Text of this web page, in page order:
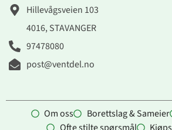
Hillevågsveien 103
4016, STAVANGER
97478080
post@ventdel.no
Om oss Borettslag & Sameier
Ofte stilte spørsmål